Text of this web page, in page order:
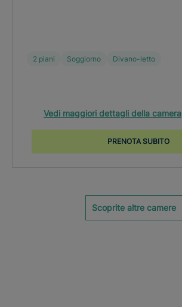
2 piani Soggiorno Divano-letto
Vedi maggiori dettagli della camera
PRENOTA SUBITO
Scoprite altre camere